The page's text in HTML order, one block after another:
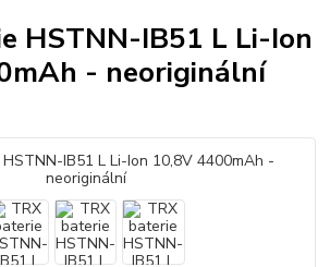
HSTNN-IB51 L Li-Ion
- neoriginální